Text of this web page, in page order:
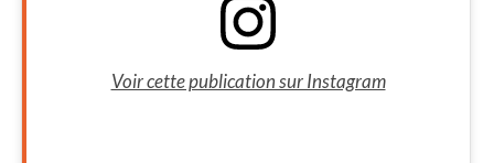
Voir cette publication sur Instagram